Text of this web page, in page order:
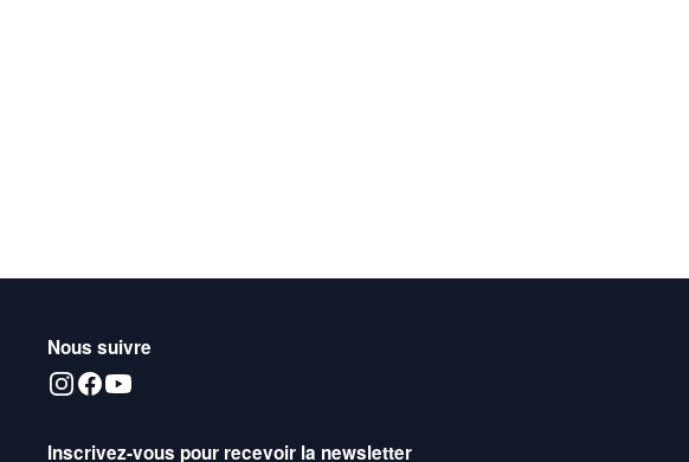
Nous suivre
Inscrivez-vous pour recevoir la newsletter